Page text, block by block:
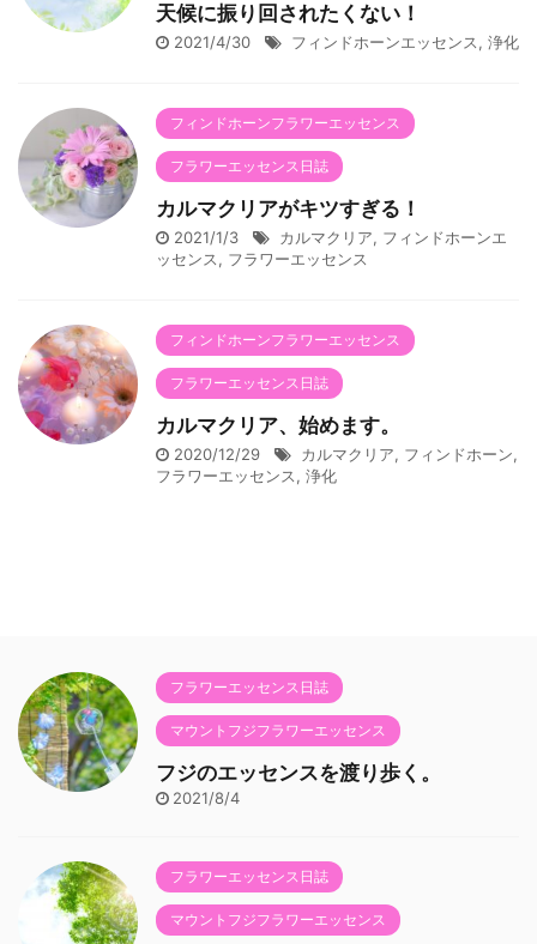
天候に振り回されたくない！
2021/4/30 フィンドホーンエッセンス, 浄化
フィンドホーンフラワーエッセンス
フラワーエッセンス日誌
カルマクリアがキツすぎる！
2021/1/3 カルマクリア, フィンドホーンエ
ッセンス, フラワーエッセンス
フィンドホーンフラワーエッセンス
フラワーエッセンス日誌
カルマクリア、始めます。
2020/12/29 カルマクリア, フィンドホーン,
フラワーエッセンス, 浄化
フラワーエッセンス日誌
マウントフジフラワーエッセンス
フジのエッセンスを渡り歩く。
2021/8/4
フラワーエッセンス日誌
マウントフジフラワーエッセンス